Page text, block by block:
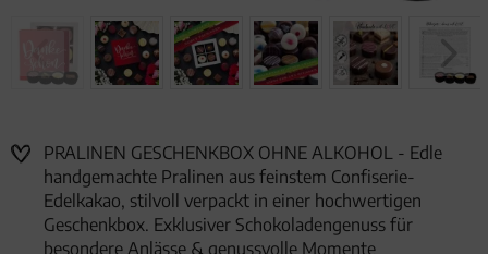
PRALINEN GESCHENKBOX OHNE ALKOHOL - Edle
handgemachte Pralinen aus feinstem Confiserie-
Edelkakao, stilvoll verpackt in einer hochwertigen
Geschenkbox. Exklusiver Schokoladengenuss für
besondere Anlässe & genussvolle Momente